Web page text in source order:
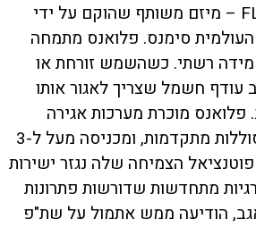
פלואנס אנרגיה $FLNC – מיזם משותף שהוקם על ידי
סימנס. פלואנס מתמחה
מידה רשתי. כשהשמש זורחת או
עודף חשמל שצריך לאגור אותו
פלואנס מוכרת מערכות אגירה
מפלצתיות מבוססות סוללות מתקדמות, ומכניסה מעל ל-3
הצמיחה שלה נגזר ישירות
מתחדשות שדורשות פתרונות
הודיעה ממש אתמול על שת"פ